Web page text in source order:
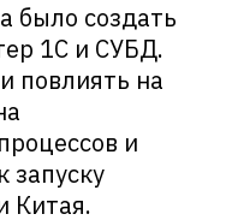
было создать
1С и СУБД.
повлиять на
и
запуску
Китая.